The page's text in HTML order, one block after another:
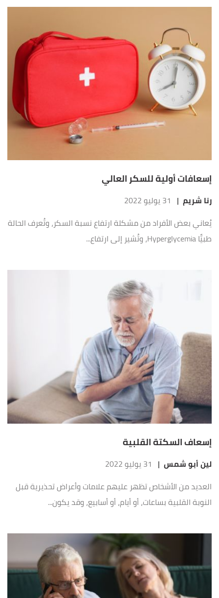
إسعافات أولية للسكر العالي
رنا شريم | 31 يوليو 2022
يُعاني بعض الأفراد من مشكلة ارتفاع نسبة السكر، وتُعرف الحالة
طبيًّا Hyperglycemia، وتُشير إلى ارتفاع...
إسعاف السكتة القلبية
لين أبو شمس | 31 يوليو 2022
العديد من الأشخاص تظهر عليهم علامات وأعراض تحذيرية قبل
النوبة القلبية بساعات، أو أيام، أو أسابيع، وقد يكون...